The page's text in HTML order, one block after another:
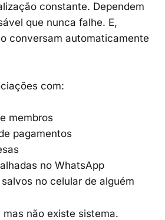
constante. Dependem
que nunca falhe. E,
conversam automaticamente
com:
membros
pagamentos
no WhatsApp
no celular de alguém
não existe sistema.